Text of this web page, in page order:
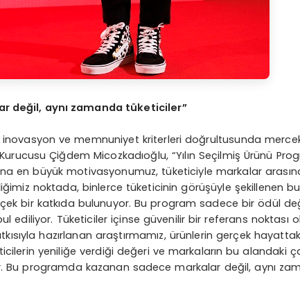
değil, aynı zamanda tüketiciler”
ve memnuniyet kriterleri doğrultusunda mercek
Çiğdem Micozkadıoğlu, “Yılın Seçilmiş Ürünü
en büyük motivasyonumuz, tüketiciyle markalar
noktada, binlerce tüketicinin görüşüyle şekillenen
bir katkıda bulunuyor. Bu program sadece bir ödül
ediliyor. Tüketiciler içinse güvenilir bir referans noktası
hazırlanan araştırmamız, ürünlerin gerçek hayattaki
yeniliğe verdiği değeri ve markaların bu alandaki
Bu programda kazanan sadece markalar değil, aynı